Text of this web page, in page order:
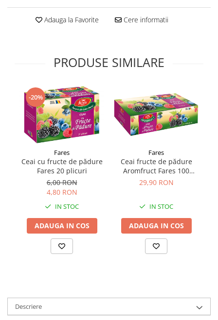
Supliment Vitamina B
Supliment Vitamina E
Tincturi si Gemoderivate
Tuse gat si respiratie
Vitamine si minerale
Adauga la Favorite Cere informatii
PRODUSE SIMILARE
-20%
Fares
Ceai cu fructe de pădure
Fares 20 plicuri
6,00 RON
4,80 RON
IN STOC
ADAUGA IN COS
Fares
Ceai fructe de pădure
Aromfruct Fares 100
plicuri
29,90 RON
IN STOC
ADAUGA IN COS
Descriere